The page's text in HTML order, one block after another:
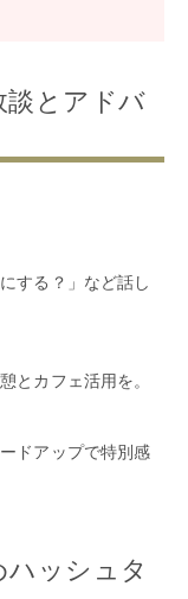
談とアドバ
する？」など話し
とカフェ活用を。
ドアップで特別感
ッシュタ